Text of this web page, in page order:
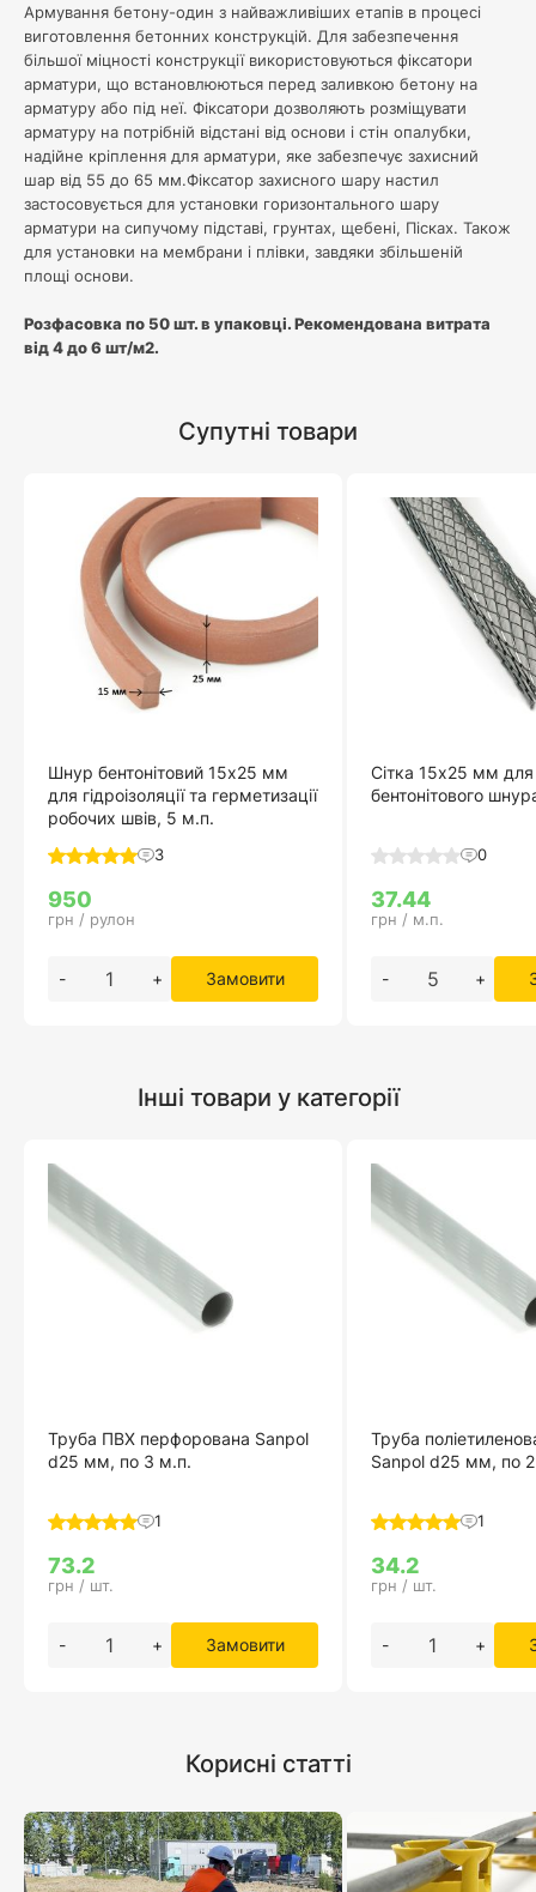
Армування бетону-один з найважливіших етапів в процесі
виготовлення бетонних конструкцій. Для забезпечення
більшої міцності конструкції використовуються фіксатори
арматури, що встановлюються перед заливкою бетону на
арматуру або під неї. Фіксатори дозволяють розміщувати
арматуру на потрібній відстані від основи і стін опалубки,
надійне кріплення для арматури, яке забезпечує захисний
шар від 55 до 65 мм.Фіксатор захисного шару настил
застосовується для установки горизонтального шару
арматури на сипучому підставі, грунтах, щебені, Пісках. Також
для установки на мембрани і плівки, завдяки збільшеній
площі основи.
Розфасовка по 50 шт. в упаковці. Рекомендована витрата
від 4 до 6 шт/м2.
Супутні товари
Шнур бентонітовий 15х25 мм
для гідроізоляції та герметизації
робочих швів, 5 м.п.
3
950
грн / рулон
- + Замовити
Сітка 15х25 мм для
бентонітового
0
37.44
грн / м.п.
- +
Інші товари у категорії
Труба ПВХ перфорована Sanpol
d25 мм, по 3 м.п.
1
73.2
грн / шт.
- + Замовити
Труба
Sanpol d25 мм, по
1
34.2
грн / шт.
- +
Корисні статті